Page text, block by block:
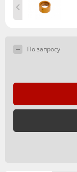
По запросу